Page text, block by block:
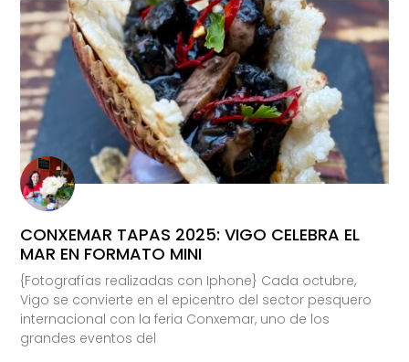
CONXEMAR TAPAS 2025: VIGO CELEBRA EL
MAR EN FORMATO MINI
{Fotografías realizadas con Iphone} Cada octubre,
Vigo se convierte en el epicentro del sector pesquero
internacional con la feria Conxemar, uno de los
grandes eventos del